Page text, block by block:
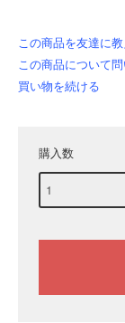
この商品を友達に
この商品について
買い物を続ける
購入数